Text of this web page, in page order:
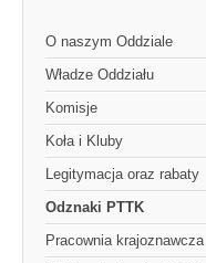
O naszym Oddziale
Władze Oddziału
Komisje
Koła i Kluby
Legitymacja oraz rabaty
Odznaki PTTK
Pracownia krajoznawcza